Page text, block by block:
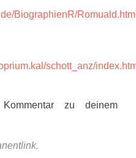
BiographienR/Romuald.htm
schott_anz/
zu deinem
.